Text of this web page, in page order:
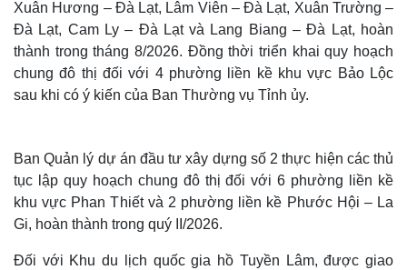
Xuân Hương – Đà Lạt, Lâm Viên – Đà Lạt, Xuân Trường –
Đà Lạt, Cam Ly – Đà Lạt và Lang Biang – Đà Lạt, hoàn
thành trong tháng 8/2026. Đồng thời triển khai quy hoạch
chung đô thị đối với 4 phường liền kề khu vực Bảo Lộc
sau khi có ý kiến của Ban Thường vụ Tỉnh ủy.
Ban Quản lý dự án đầu tư xây dựng số 2 thực hiện các thủ
tục lập quy hoạch chung đô thị đối với 6 phường liền kề
khu vực Phan Thiết và 2 phường liền kề Phước Hội – La
Gi, hoàn thành trong quý II/2026.
Đối với Khu du lịch quốc gia hồ Tuyền Lâm, được giao